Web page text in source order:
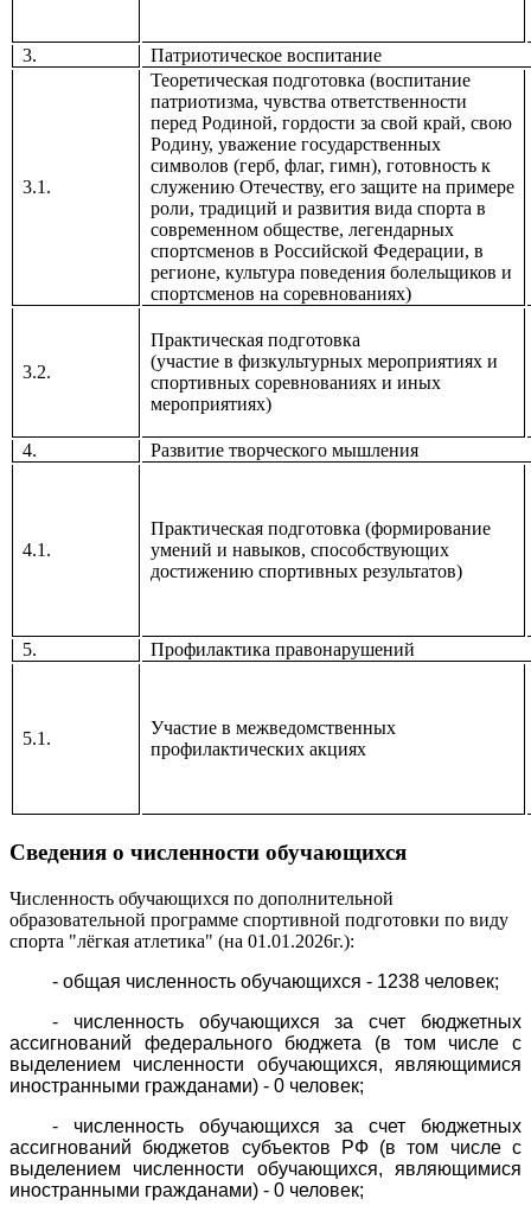
3. Патриотическое воспитание
3.1.
Теоретическая подготовка(воспитание
патриотизма, чувства ответственности
перед Родиной, гордости за свой край, свою
Родину, уважение государственных
символов (герб, флаг, гимн), готовность к
служению Отечеству, его защите на примере
роли, традиций и развития вида спорта в
современном обществе, легендарных
спортсменов в Российской Федерации, в
регионе, культура поведения болельщиков и
спортсменов на соревнованиях)
3.2.
Практическая подготовка
(участие вфизкультурных мероприятиях и
спортивных соревнованиях и иных
мероприятиях)
4. Развитие творческого мышления
4.1.
Практическая подготовка (формирование
умений и навыков, способствующих
достижению спортивных результатов)
5. Профилактика правонарушений
5.1.
Участие в межведомственных
профилактических акциях
Сведения о численности обучающихся
Численность обучающихся по дополнительной
образовательной программе спортивной подготовки по виду
спорта "лёгкая атлетика" (на 01.01.2026г.):
- общая численность обучающихся - 1238 человек;
- численность обучающихся за счет бюджетных
ассигнований федерального бюджета (в том числе с
выделением численности обучающихся, являющимися
иностранными гражданами) - 0 человек;
- численность обучающихся за счет бюджетных
ассигнований бюджетов субъектов РФ (в том числе с
выделением численности обучающихся, являющимися
иностранными гражданами) - 0 человек;